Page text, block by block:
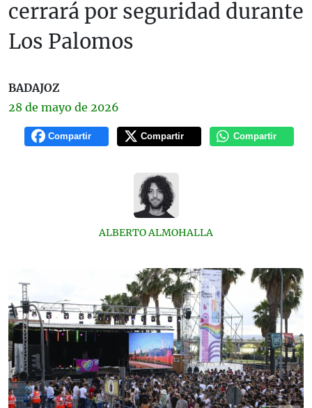
cerrará por seguridad durante
Los Palomos
BADAJOZ
28 de mayo de 2026
Compartir Compartir Compartir
ALBERTO ALMOHALLA